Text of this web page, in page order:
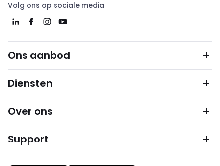
Volg ons op sociale media
Ons aanbod
Diensten
Over ons
Support